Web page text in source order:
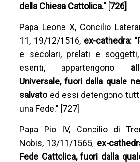
della Chiesa Cattolica." [726]
Papa Leone X, Concilio
11, 19/12/1516, ex-cathedra:
e secolari, prelati e
esenti, appartengono
Universale, fuori dalla quale
salvato ed essi detengono
una Fede." [727]
Papa Pio IV, Concilio di
Nobis, 13/11/1565, ex-
Fede Cattolica, fuori dalla